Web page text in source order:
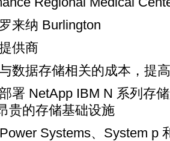
来纳 Burlington
供商
数据存储相关的成本，提
署 NetApp IBM N 系列存
贵的存储基础设施
Systems、System p